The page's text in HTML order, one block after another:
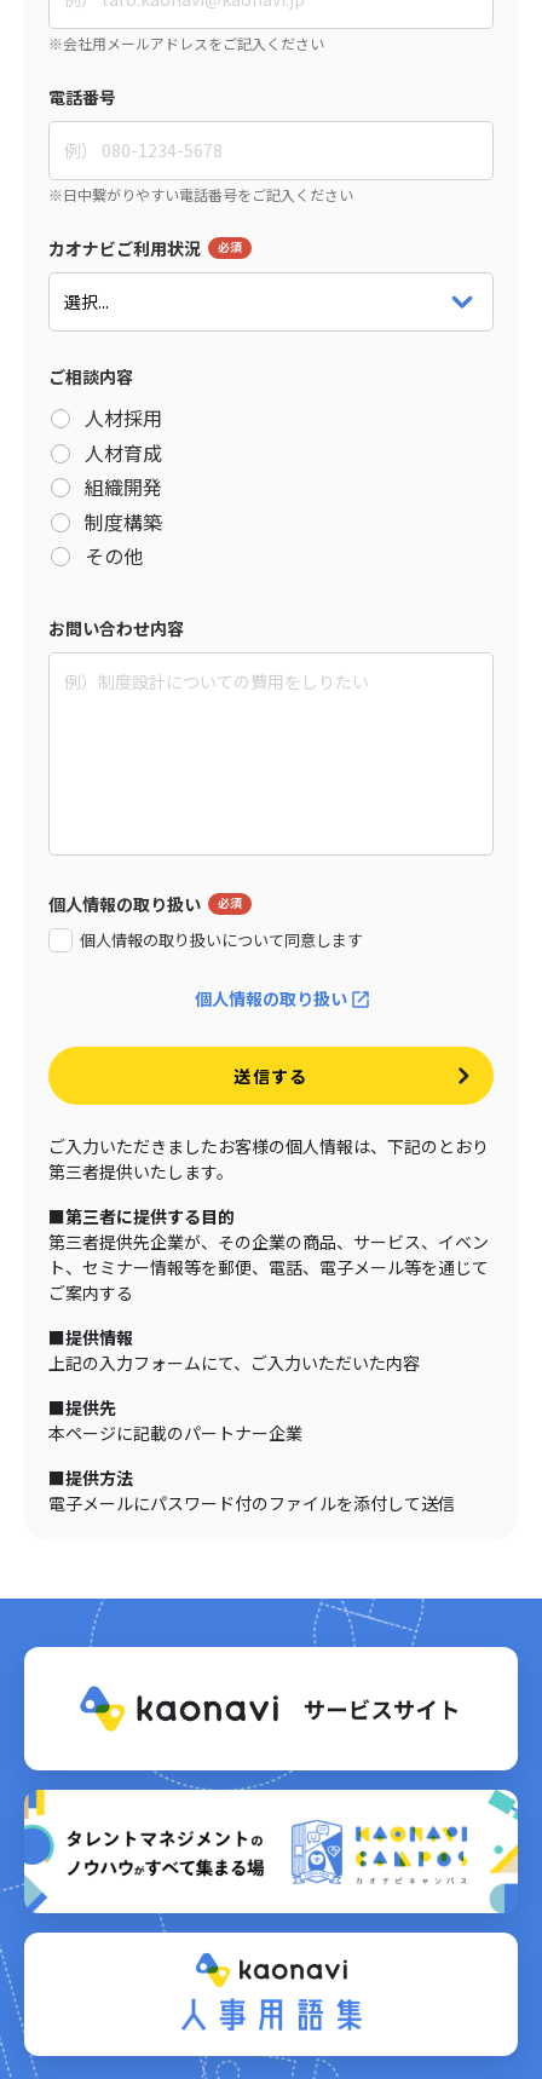
電話番号
カオナビご利用状況
ご相談内容
人材採用
人材育成
組織開発
制度構築
その他
お問い合わせ内容
個人情報の取り扱い
個人情報の取り扱いについて同意します
個人情報の取り扱い
送信する
ご入力いただきましたお客様の個人情報は、下記のとおり
第三者提供いたします。
■第三者に提供する目的
第三者提供先企業が、その企業の商品、サービス、イベン
ト、セミナー情報等を郵便、電話、電子メール等を通じて
ご案内する
■提供情報
上記の入力フォームにて、ご入力いただいた内容
■提供先
本ページに記載のパートナー企業
■提供方法
電子メールにパスワード付のファイルを添付して送信